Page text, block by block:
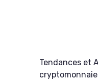
Tendances et